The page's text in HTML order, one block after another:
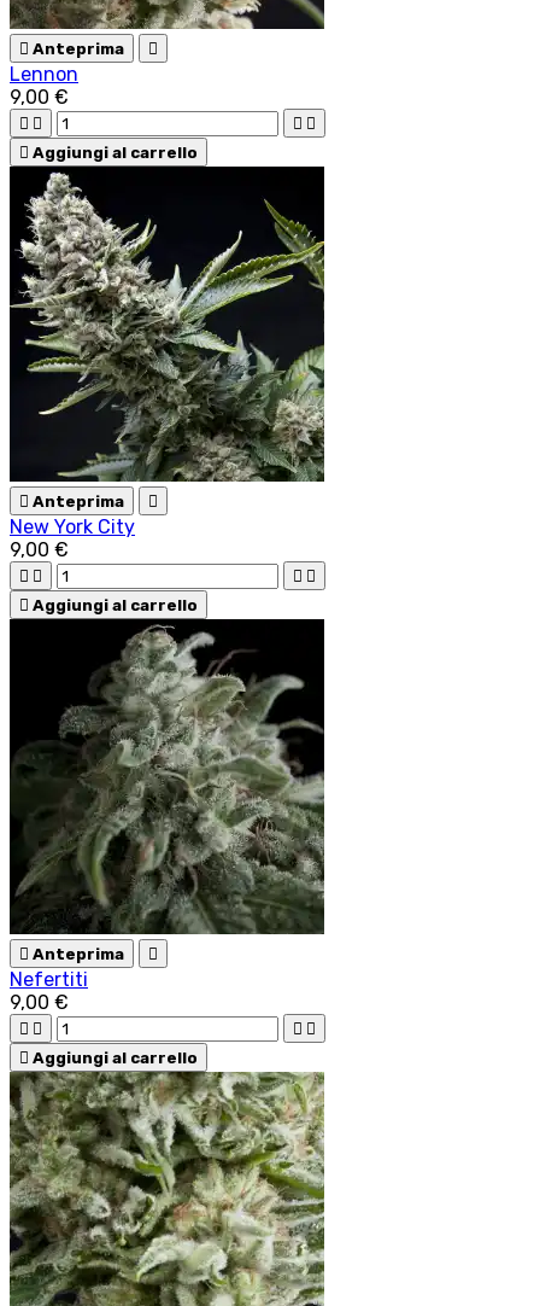
 Anteprima 
Lennon
9,00 €
   
 Aggiungi al carrello
 Anteprima 
New York City
9,00 €
   
 Aggiungi al carrello
 Anteprima 
Nefertiti
9,00 €
   
 Aggiungi al carrello